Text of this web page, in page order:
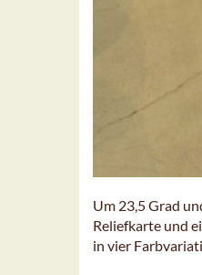
Um 23,5 Grad
Reliefkarte und
in vier